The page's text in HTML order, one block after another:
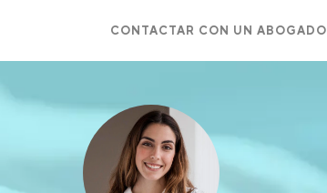
CONTACTAR CON UN ABOGADO